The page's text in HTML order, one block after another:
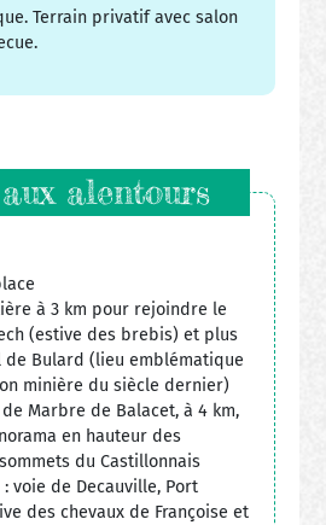
Terrain privatif avec salon
alentours
à 3 km pour rejoindre le
(estive des brebis) et plus
de Bulard (lieu emblématique
minière du siècle dernier)
Marbre de Balacet, à 4 km,
en hauteur des
du Castillonnais
voie de Decauville, Port
des chevaux de Françoise et